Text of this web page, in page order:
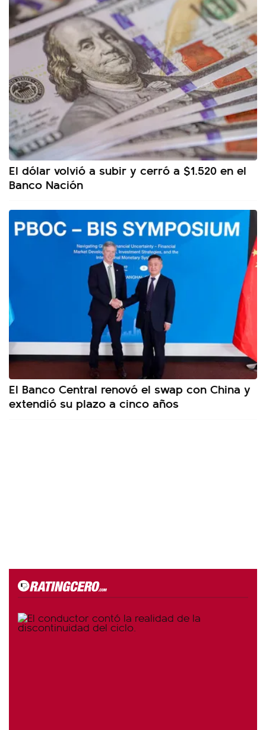
El dólar volvió a subir y cerró a $1.520 en el
Banco Nación
El Banco Central renovó el swap con China y
extendió su plazo a cinco años